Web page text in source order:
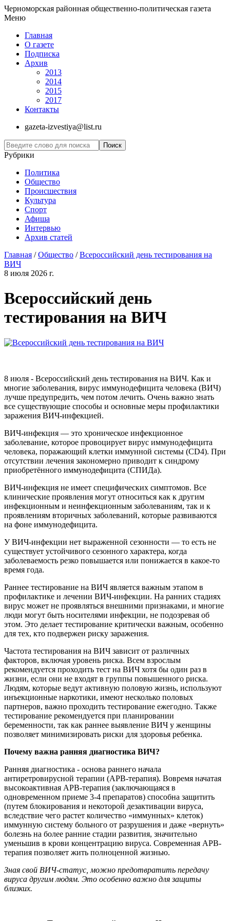
Черноморская районная общественно-политическая газета
Меню
Главная
О газете
Подписка
Архив
2013
2014
2015
2017
Контакты
gazeta-izvestiya@list.ru
Рубрики
Политика
Общество
Проиcшествия
Культура
Спорт
Афиша
Интервью
Архив статей
Главная /Общество /Всероссийский день тестирования на
ВИЧ
8 июля 2026 г.
Всероссийский день
тестирования на ВИЧ
8 июля - Всероссийский день тестирования на ВИЧ. Как и
многие заболевания, вирус иммунодефицита человека (ВИЧ)
лучше предупредить, чем потом лечить. Очень важно знать
все существующие способы и основные меры профилактики
заражения ВИЧ-инфекцией.
ВИЧ-инфекция — это хроническое инфекционное
заболевание, которое провоцирует вирус иммунодефицита
человека, поражающий клетки иммунной системы (СD4). При
отсутствии лечения закономерно приводит к синдрому
приобретённого иммунодефицита (СПИДа).
ВИЧ-инфекция не имеет специфических симптомов. Все
клинические проявления могут относиться как к другим
инфекционным и неинфекционным заболеваниям, так и к
проявлениям вторичных заболеваний, которые развиваются
на фоне иммунодефицита.
У ВИЧ-инфекции нет выраженной сезонности — то есть не
существует устойчивого сезонного характера, когда
заболеваемость резко повышается или понижается в какое-то
время года.
Раннее тестирование на ВИЧ является важным этапом в
профилактике и лечении ВИЧ-инфекции. На ранних стадиях
вирус может не проявляться внешними признаками, и многие
люди могут быть носителями инфекции, не подозревая об
этом. Это делает тестирование критически важным, особенно
для тех, кто подвержен риску заражения.
Частота тестирования на ВИЧ зависит от различных
факторов, включая уровень риска. Всем взрослым
рекомендуется проходить тест на ВИЧ хотя бы один раз в
жизни, если они не входят в группы повышенного риска.
Людям, которые ведут активную половую жизнь, используют
инъекционные наркотики, имеют несколько половых
партнеров, важно проходить тестирование ежегодно. Также
тестирование рекомендуется при планировании
беременности, так как раннее выявление ВИЧ у женщины
позволяет минимизировать риски для здоровья ребенка.
Почему важна ранняя диагностика ВИЧ?
Ранняя диагностика - основа раннего начала
антиретровирусной терапии (АРВ-терапия). Вовремя начатая
высокоактивная АРВ-терапия (заключающаяся в
одновременном приеме 3-4 препаратов) способна защитить
(путем блокирования и некоторой дезактивации вируса,
вследствие чего растет количество «иммунных» клеток)
иммунную систему больного от разрушения и даже «вернуть»
болезнь на более ранние стадии развития, значительно
уменьшив в крови концентрацию вируса. Современная АРВ-
терапия позволяет жить полноценной жизнью.
Зная свой ВИЧ-статус, можно предотвратить передачу
вируса другим людям. Это особенно важно для защиты
близких.